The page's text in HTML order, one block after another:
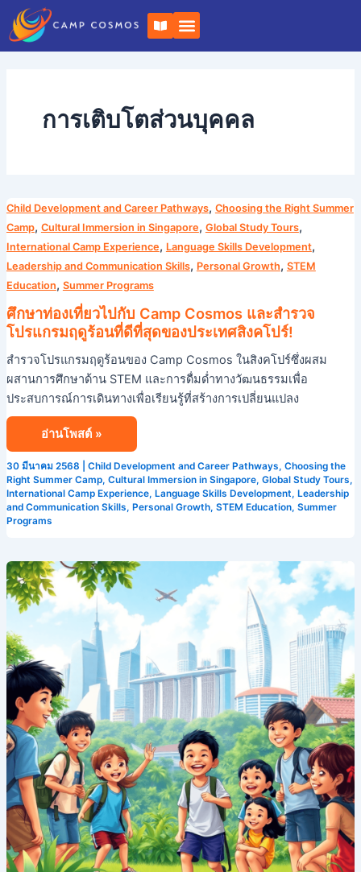
ข้าม
ไป
เ
ปิ
ด
ห
อ
การเติบโตส่วนบุคคล
Child Development and Career Pathways, Choosing the Right Summer
Camp, Cultural Immersion in Singapore, Global Study Tours,
International Camp Experience, Language Skills Development,
Leadership and Communication Skills, Personal Growth, STEM
Education, Summer Programs
ศึกษาท่องเที่ยวไปกับ Camp Cosmos และสำรวจ
โปรแกรมฤดูร้อนที่ดีที่สุดของประเทศสิงคโปร์!
สำรวจโปรแกรมฤดูร้อนของ Camp Cosmos ในสิงคโปร์ซึ่งผสม
ผสานการศึกษาด้าน STEM และการดื่มด่ำทางวัฒนธรรมเพื่อ
ประสบการณ์การเดินทางเพื่อเรียนรู้ที่สร้างการเปลี่ยนแปลง
ศึกษา
ท่อง
เที่ยว
ไป
กับ
Camp
Cosmos
และ
สำรวจ
โปรแกรม
ฤดู
ร้อน
ที่
ที่สุด
ของ
ประเทศ
อ่านโพสต์ »
30 มีนาคม 2568 Child Development and Career Pathways, Choosing the
Right Summer Camp, Cultural Immersion in Singapore, Global Study Tours,
International Camp Experience, Language Skills Development, Leadership
and Communication Skills, Personal Growth, STEM Education, Summer
Programs
สัมผัส
ประสบการณ์
ที่สุด:
โปรแกรม
ฤดู
ร้อน
ที่
ไม่มี
ใคร
ทัดเทียม
ของ
Camp
Cosmos
ใน